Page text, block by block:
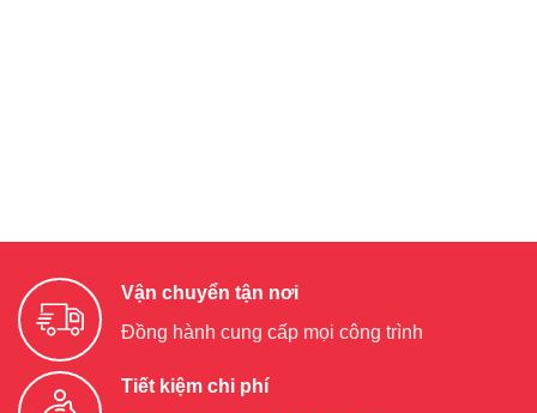
Vận chuyển tận nơi
Đồng hành cung cấp mọi công trình
Tiết kiệm chi phí